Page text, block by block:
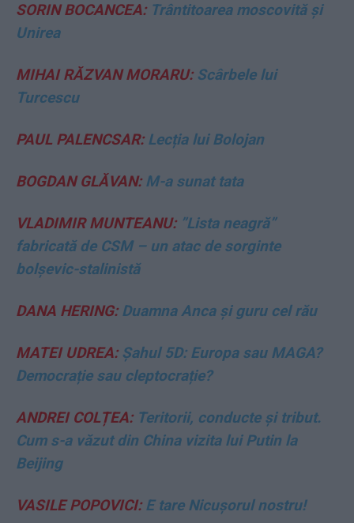
SORIN BOCANCEA:Trântitoarea moscovită și
Unirea
MIHAI RĂZVAN MORARU:Scârbele lui
Turcescu
PAUL PALENCSAR:Lecția lui Bolojan
BOGDAN GLĂVAN:M-a sunat tata
VLADIMIR MUNTEANU:”Lista neagră”
fabricată de CSM – un atac de sorginte
bolșevic-stalinistă
DANA HERING:Duamna Anca și guru cel rău
MATEI UDREA:Șahul 5D: Europa sau MAGA?
Democrație sau cleptocrație?
ANDREI COLȚEA:Teritorii, conducte și tribut.
Cum s-a văzut din China vizita lui Putin la
Beijing
VASILE POPOVICI:E tare Nicușorul nostru!